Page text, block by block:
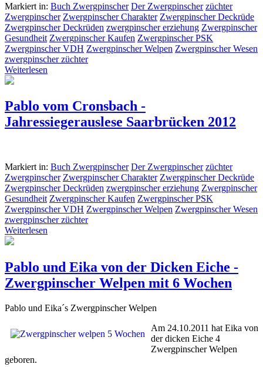
Markiert in: Buch Zwergpinscher Der Zwergpinscher züchter
Zwergpinscher Zwergpinscher Charakter Zwergpinscher Deckrüde
Zwergpinscher Deckrüden zwergpinscher erziehung Zwergpinscher
Gesundheit Zwergpinscher Kaufen Zwergpinscher PSK
Zwergpinscher VDH Zwergpinscher Welpen Zwergpinscher Wesen
zwergpinscher züchter
Weiterlesen
Pablo vom Cronsbach -
Jahressiegerauslese Saarbrücken 2012
Markiert in: Buch Zwergpinscher Der Zwergpinscher züchter
Zwergpinscher Zwergpinscher Charakter Zwergpinscher Deckrüde
Zwergpinscher Deckrüden zwergpinscher erziehung Zwergpinscher
Gesundheit Zwergpinscher Kaufen Zwergpinscher PSK
Zwergpinscher VDH Zwergpinscher Welpen Zwergpinscher Wesen
zwergpinscher züchter
Weiterlesen
Pablo und Eika von der Dicken Eiche -
Zwergpinscher Welpen mit 6 Wochen
Pablo und Eika´s Zwergpinscher Welpen
Am 24.10.2011 hat Eika von
der dicken Eiche 4
Zwergpinscher Welpen
geboren.